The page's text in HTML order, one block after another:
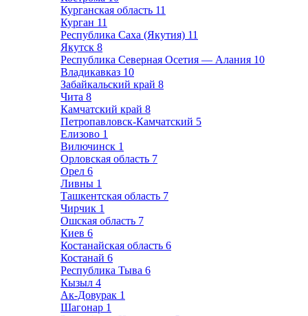
Курганская область 11
Курган 11
Республика Саха (Якутия) 11
Якутск 8
Республика Северная Осетия — Алания 10
Владикавказ 10
Забайкальский край 8
Чита 8
Камчатский край 8
Петропавловск-Камчатский 5
Елизово 1
Вилючинск 1
Орловская область 7
Орел 6
Ливны 1
Ташкентская область 7
Чирчик 1
Ошская область 7
Киев 6
Костанайская область 6
Костанай 6
Республика Тыва 6
Кызыл 4
Ак-Довурак 1
Шагонар 1